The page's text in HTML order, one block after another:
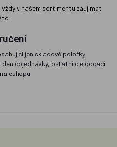
v našem sortimentu zaujímat
jen skladové položky
den objednávky, ostatní dle dodací
eshopu